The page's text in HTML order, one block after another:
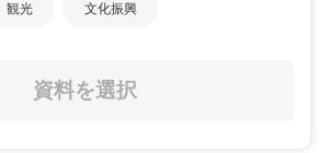
観光 文化振興
資料を選択